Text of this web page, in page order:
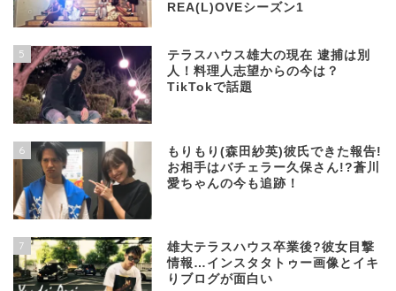
REA(L)OVEシーズン1
5
テラスハウス雄大の現在 逮捕は別
人！料理人志望からの今は？
TikTokで話題
6
もりもり(森田紗英)彼氏できた報告!
お相手はバチェラー久保さん!?蒼川
愛ちゃんの今も追跡！
7
雄大テラスハウス卒業後?彼女目撃
情報…インスタタトゥー画像とイキ
りブログが面白い